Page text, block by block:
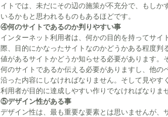
イトでは、未だにその辺の施策が不充分で、もしか
いるかもと思われるものもあるほどです。
④何のサイトであるのか判りやすい事
インターネット利用者は、何かの目的を持ってサイ
際、目的にかなったサイトなのかどうかある程度判
値があるサイトかどうか知らせる必要があります。
何のサイトであるか伝える必要がありますし、他の
沿った内容にしなければなりません。そして見やす
利用者が目的に達成しやすい作りでなければなりま
⑤デザイン性がある事
デザイン性は、最も重要な要素とは思いませんが、